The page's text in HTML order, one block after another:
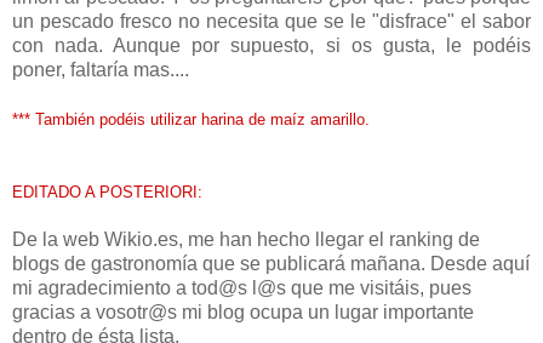
un pescado fresco no necesita que se le "disfrace" el sabor
con nada. Aunque por supuesto, si os gusta, le podéis
poner, faltaría mas....
*** También podéis utilizar harina de maíz amarillo.
EDITADO A POSTERIORI:
De la web Wikio.es, me han hecho llegar el ranking de
blogs de gastronomía que se publicará mañana. Desde aquí
mi agradecimiento a tod@s l@s que me visitáis, pues
gracias a vosotr@s mi blog ocupa un lugar importante
dentro de ésta lista.